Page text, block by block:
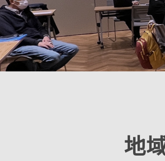
地